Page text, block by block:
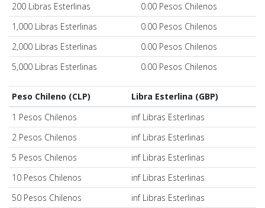
200 Libras Esterlinas
0.00 Pesos Chilenos
1,000 Libras Esterlinas
0.00 Pesos Chilenos
2,000 Libras Esterlinas
0.00 Pesos Chilenos
5,000 Libras Esterlinas
0.00 Pesos Chilenos
Peso Chileno (CLP)
Libra Esterlina (GBP)
1 Pesos Chilenos
inf Libras Esterlinas
2 Pesos Chilenos
inf Libras Esterlinas
5 Pesos Chilenos
inf Libras Esterlinas
10 Pesos Chilenos
inf Libras Esterlinas
50 Pesos Chilenos
inf Libras Esterlinas